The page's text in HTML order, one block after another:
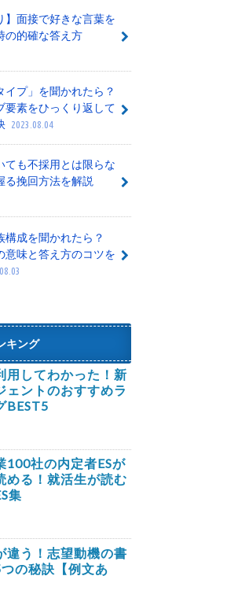
】面接で好きな言葉を
の的確な答え方
イプ」を聞かれたら？
要素をひっくり返して
2023.08.04
ても不採用とは限らな
る挽回方法を解説
構成を聞かれたら？
意味と答え方のコツを
キング
用してわかった！新
ェントのおすすめラ
BEST5
100社の内定者ESが
める！就活生が読む
集
違う！志望動機の書
の秘訣【例文あ